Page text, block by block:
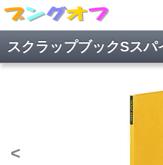
<
処理時間: 0.019秒